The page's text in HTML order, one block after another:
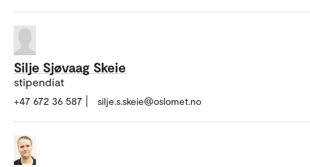
Silje Sjøvaag Skeie
stipendiat
+47 672 36 587 silje.s.skeie@oslomet.no